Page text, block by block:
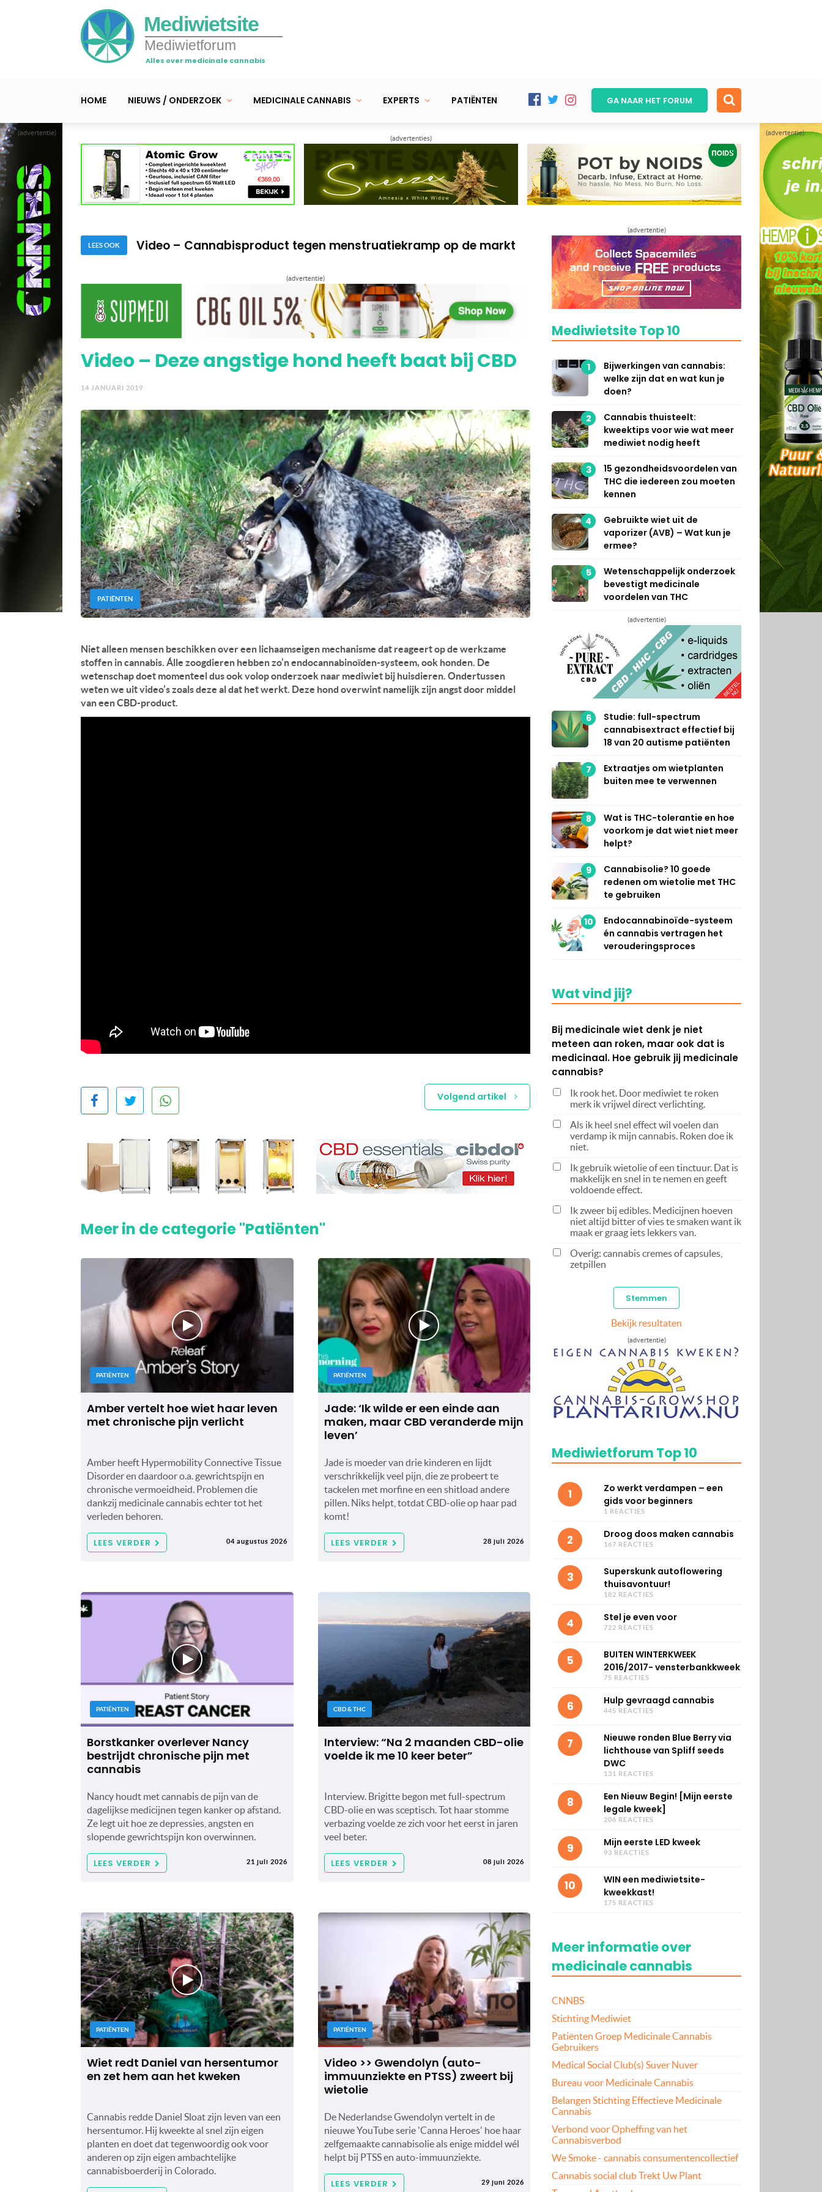
(advertentie) (advertentie)
Mediwietsite
Mediwietforum
Alles over medicinale cannabis
HOME NIEUWS / ONDERZOEK MEDICINALE CANNABIS EXPERTS PATIËNTEN GA NAAR HET FORUM
(advertenties)
LEES OOK
Video – Vijf verhalen over mediwiet bij Parkinson
Video – CBD tegen PTSD en pijn na een ongeluk
Video – Vijf verhalen over mediwiet bij Parkinson
Video – CBD tegen PTSD en pijn na een ongeluk
(advertentie)
Video – Deze angstige hond heeft baat bij CBD
14 JANUARI 2019
PATIËNTEN
Niet alleen mensen beschikken over een lichaamseigen mechanisme dat reageert op de werkzame
stoffen in cannabis. Álle zoogdieren hebben zo’n endocannabinoïden-systeem, ook honden. De
wetenschap doet momenteel dus ook volop onderzoek naar mediwiet bij huisdieren. Ondertussen
weten we uit video’s zoals deze al dat het werkt. Deze hond overwint namelijk zijn angst door middel
van een CBD-product.
Volgend artikel
Meer in de categorie "Patiënten"
PATIËNTEN
Amber vertelt hoe wiet haar leven
met chronische pijn verlicht
Amber heeft Hypermobility Connective Tissue
Disorder en daardoor o.a. gewrichtspijn en
chronische vermoeidheid. Problemen die
dankzij medicinale cannabis echter tot het
verleden behoren.
LEES VERDER 04 augustus 2026
PATIËNTEN
Jade: ‘Ik wilde er een einde aan
maken, maar CBD veranderde mijn
leven’
Jade is moeder van drie kinderen en lijdt
verschrikkelijk veel pijn, die ze probeert te
tackelen met morfine en een shitload andere
pillen. Niks helpt, totdat CBD-olie op haar pad
komt!
LEES VERDER 28 juli 2026
PATIËNTEN
Borstkanker overlever Nancy
bestrijdt chronische pijn met
cannabis
Nancy houdt met cannabis de pijn van de
dagelijkse medicijnen tegen kanker op afstand.
Ze legt uit hoe ze depressies, angsten en
slopende gewrichtspijn kon overwinnen.
LEES VERDER 21 juli 2026
CBD & THC
Interview: “Na 2 maanden CBD-olie
voelde ik me 10 keer beter”
Interview. Brigitte begon met full-spectrum
CBD-olie en was sceptisch. Tot haar stomme
verbazing voelde ze zich voor het eerst in jaren
veel beter.
LEES VERDER 08 juli 2026
PATIËNTEN
Wiet redt Daniel van hersentumor
en zet hem aan het kweken
Cannabis redde Daniel Sloat zijn leven van een
hersentumor. Hij kweekte al snel zijn eigen
planten en doet dat tegenwoordig ook voor
anderen op zijn eigen ambachtelijke
cannabisboerderij in Colorado.
PATIËNTEN
Video >> Gwendolyn (auto-
immuunziekte en PTSS) zweert bij
wietolie
De Nederlandse Gwendolyn vertelt in de
nieuwe YouTube serie 'Canna Heroes' hoe haar
zelfgemaakte cannabisolie als enige middel wél
helpt bij PTSS en auto-immuunziekte.
LEES VERDER 29 juni 2026
(advertentie)
Mediwietsite Top 10
1
Bijwerkingen van cannabis:
welke zijn dat en wat kun je
doen?
2
Cannabis thuisteelt:
kweektips voor wie wat meer
mediwiet nodig heeft
3
15 gezondheidsvoordelen van
THC die iedereen zou moeten
kennen
4
Gebruikte wiet uit de
vaporizer (AVB) – Wat kun je
ermee?
5
Wetenschappelijk onderzoek
bevestigt medicinale
voordelen van THC
(advertentie)
6
Studie: full-spectrum
cannabisextract effectief bij
18 van 20 autisme patiënten
7
Extraatjes om wietplanten
buiten mee te verwennen
8
Wat is THC-tolerantie en hoe
voorkom je dat wiet niet meer
helpt?
9
Cannabisolie? 10 goede
redenen om wietolie met THC
te gebruiken
10
Endocannabinoïde-systeem
én cannabis vertragen het
verouderingsproces
Wat vind jij?
Bij medicinale wiet denk je niet
meteen aan roken, maar ook dat is
medicinaal. Hoe gebruik jij medicinale
cannabis?
Ik rook het. Door mediwiet te roken
merk ik vrijwel direct verlichting.
Als ik heel snel effect wil voelen dan
verdamp ik mijn cannabis. Roken doe ik
niet.
Ik gebruik wietolie of een tinctuur. Dat is
makkelijk en snel in te nemen en geeft
voldoende effect.
Ik zweer bij edibles. Medicijnen hoeven
niet altijd bitter of vies te smaken want ik
maak er graag iets lekkers van.
Overig: cannabis cremes of capsules,
zetpillen
Bekijk resultaten
(advertentie)
Mediwietforum Top 10
1
Zo werkt verdampen – een
gids voor beginners
1 REACTIES
2 Droog doos maken cannabis
167 REACTIES
3
Superskunk autoflowering
thuisavontuur!
182 REACTIES
4 Stel je even voor
722 REACTIES
5
BUITEN WINTERKWEEK
2016/2017- vensterbankkweek
75 REACTIES
6 Hulp gevraagd cannabis
445 REACTIES
7
Nieuwe ronden Blue Berry via
lichthouse van Spliff seeds
DWC
131 REACTIES
8
Een Nieuw Begin! [Mijn eerste
legale kweek]
206 REACTIES
9 Mijn eerste LED kweek
93 REACTIES
10
WIN een mediwietsite-
kweekkast!
175 REACTIES
Meer informatie over
medicinale cannabis
CNNBS
Stichting Mediwiet
Patiënten Groep Medicinale Cannabis
Gebruikers
Medical Social Club(s) Suver Nuver
Bureau voor Medicinale Cannabis
Belangen Stichting Effectieve Medicinale
Cannabis
Verbond voor Opheffing van het
Cannabisverbod
We Smoke - cannabis consumentencollectief
Cannabis social club Trekt Uw Plant